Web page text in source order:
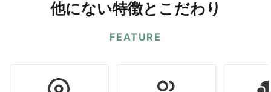
他にない特徴とこだわり
FEATURE